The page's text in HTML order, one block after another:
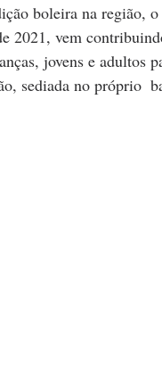
boleira na região,
2021, vem
jovens e adultos
sediada no próprio